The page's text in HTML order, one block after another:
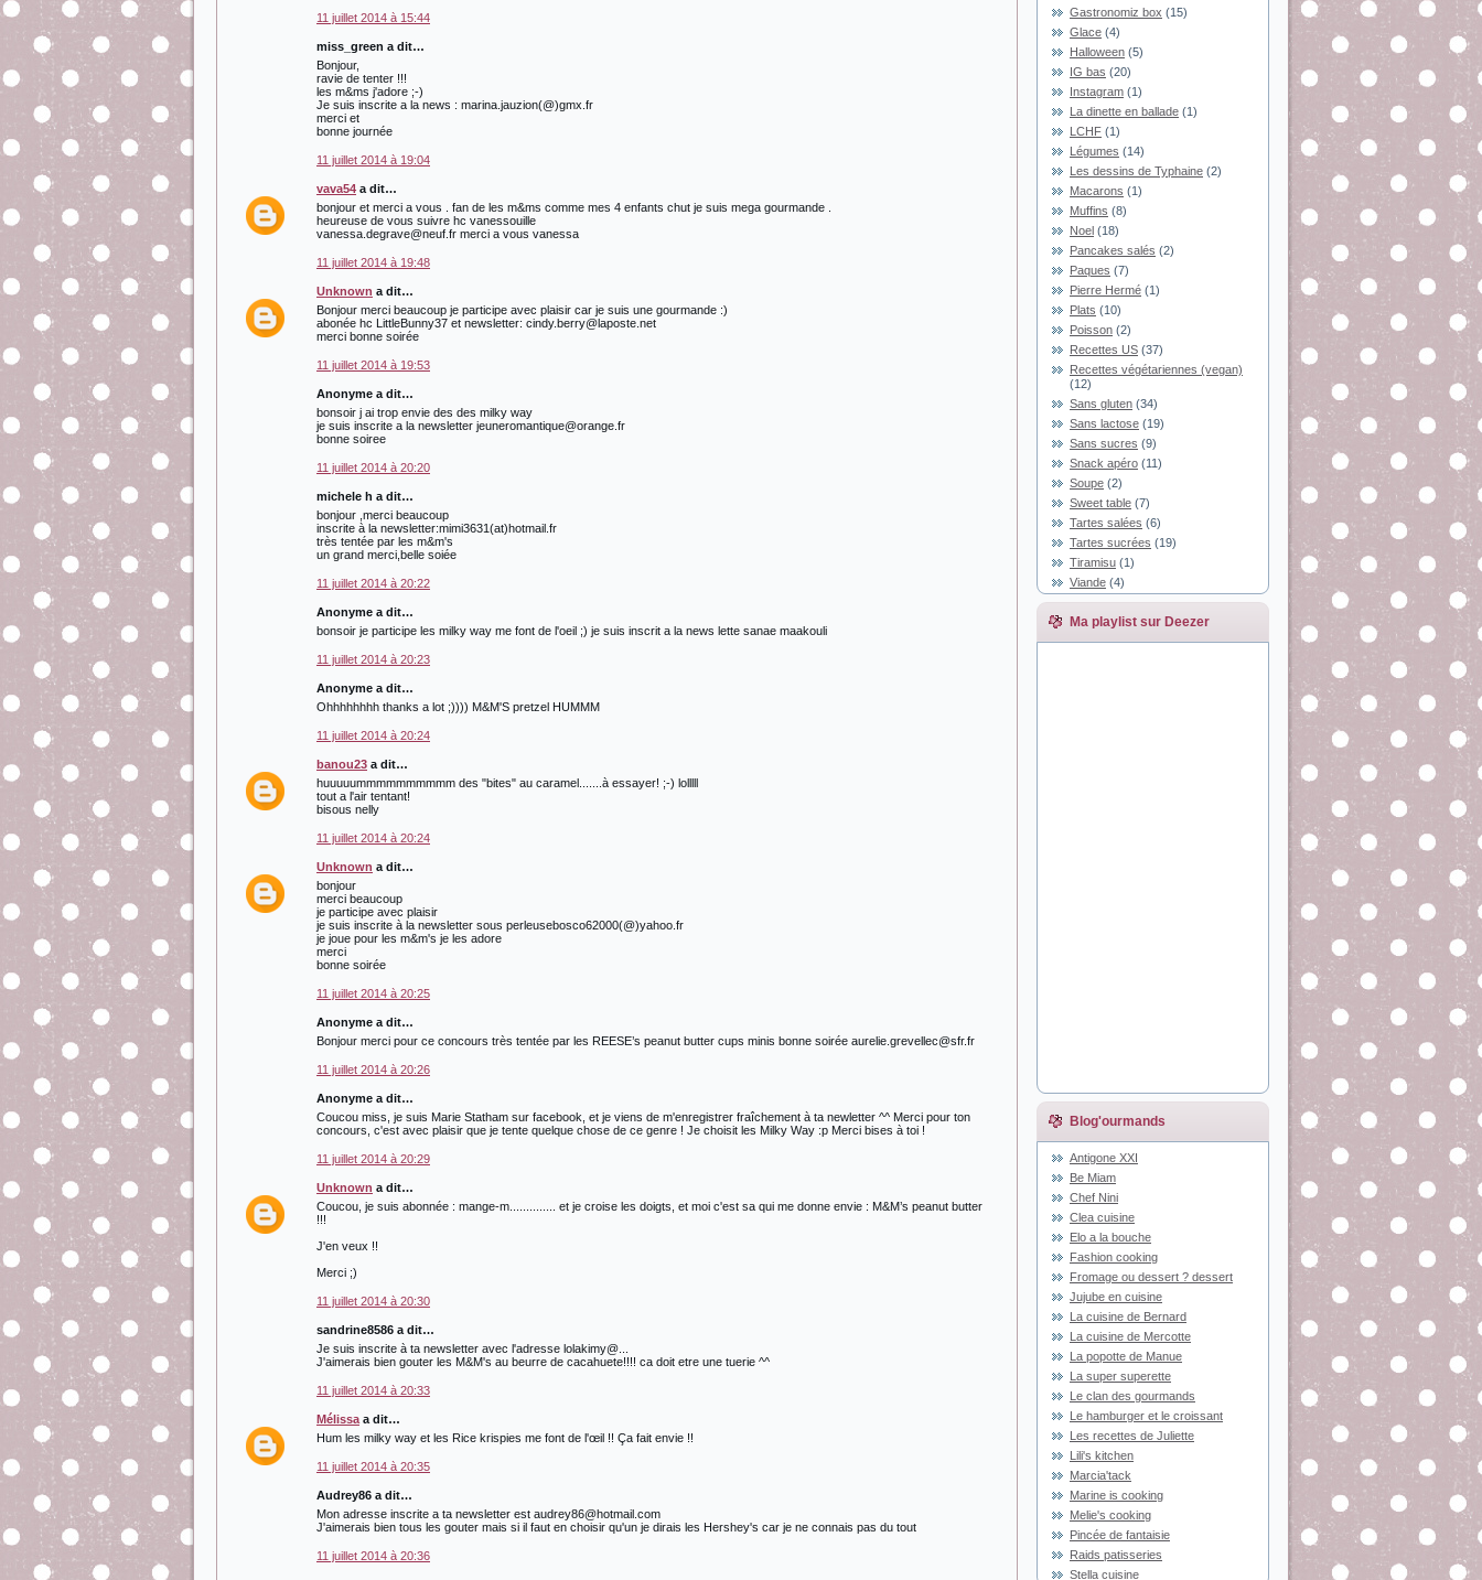
11 juillet 2014 à 15:44
miss_green a dit…
Bonjour,
ravie de tenter !!!
les m&ms j'adore ;-)
Je suis inscrite a la news : marina.jauzion(@)gmx.fr
merci et
bonne journée
11 juillet 2014 à 19:04
vava54 a dit…
bonjour et merci a vous . fan de les m&ms comme mes 4 enfants chut je suis mega gourmande .
heureuse de vous suivre hc vanessouille
vanessa.degrave@neuf.fr merci a vous vanessa
11 juillet 2014 à 19:48
Unknown a dit…
Bonjour merci beaucoup je participe avec plaisir car je suis une gourmande :)
abonée hc LittleBunny37 et newsletter: cindy.berry@laposte.net
merci bonne soirée
11 juillet 2014 à 19:53
Anonyme a dit…
bonsoir j ai trop envie des des milky way
je suis inscrite a la newsletter jeuneromantique@orange.fr
bonne soiree
11 juillet 2014 à 20:20
michele h a dit…
bonjour ,merci beaucoup
inscrite à la newsletter:mimi3631(at)hotmail.fr
très tentée par les m&m's
un grand merci,belle soiée
11 juillet 2014 à 20:22
Anonyme a dit…
bonsoir je participe les milky way me font de l'oeil ;) je suis inscrit a la news lette sanae maakouli
11 juillet 2014 à 20:23
Anonyme a dit…
Ohhhhhhhh thanks a lot ;)))) M&M'S pretzel HUMMM
11 juillet 2014 à 20:24
banou23 a dit…
huuuuummmmmmmmmm des "bites" au caramel.......à essayer! ;-) lolllll
tout a l'air tentant!
bisous nelly
11 juillet 2014 à 20:24
Unknown a dit…
bonjour
merci beaucoup
je participe avec plaisir
je suis inscrite à la newsletter sous perleusebosco62000(@)yahoo.fr
je joue pour les m&m's je les adore
merci
bonne soirée
11 juillet 2014 à 20:25
Anonyme a dit…
Bonjour merci pour ce concours très tentée par les REESE’s peanut butter cups minis bonne soirée aurelie.grevellec@sfr.fr
11 juillet 2014 à 20:26
Anonyme a dit…
Coucou miss, je suis Marie Statham sur facebook, et je viens de m'enregistrer fraîchement à ta newletter ^^ Merci pour ton
concours, c'est avec plaisir que je tente quelque chose de ce genre ! Je choisit les Milky Way :p Merci bises à toi !
11 juillet 2014 à 20:29
Unknown a dit…
Coucou, je suis abonnée : mange-m.............. et je croise les doigts, et moi c'est sa qui me donne envie : M&M’s peanut butter
!!!
J'en veux !!
Merci ;)
11 juillet 2014 à 20:30
sandrine8586 a dit…
Je suis inscrite à ta newsletter avec l'adresse lolakimy@...
J'aimerais bien gouter les M&M's au beurre de cacahuete!!!! ca doit etre une tuerie ^^
11 juillet 2014 à 20:33
Mélissa a dit…
Hum les milky way et les Rice krispies me font de l'œil !! Ça fait envie !!
11 juillet 2014 à 20:35
Audrey86 a dit…
Mon adresse inscrite a ta newsletter est audrey86@hotmail.com
J'aimerais bien tous les gouter mais si il faut en choisir qu'un je dirais les Hershey's car je ne connais pas du tout
11 juillet 2014 à 20:36
Gastronomiz box (15)
Glace (4)
Halloween (5)
IG bas (20)
Instagram (1)
La dinette en ballade (1)
LCHF (1)
Légumes (14)
Les dessins de Typhaine (2)
Macarons (1)
Muffins (8)
Noel (18)
Pancakes salés (2)
Paques (7)
Pierre Hermé (1)
Plats (10)
Poisson (2)
Recettes US (37)
Recettes végétariennes (vegan)
(12)
Sans gluten (34)
Sans lactose (19)
Sans sucres (9)
Snack apéro (11)
Soupe (2)
Sweet table (7)
Tartes salées (6)
Tartes sucrées (19)
Tiramisu (1)
Viande (4)
Ma playlist sur Deezer
Blog'ourmands
Antigone XXI
Be Miam
Chef Nini
Clea cuisine
Elo a la bouche
Fashion cooking
Fromage ou dessert ? dessert
Jujube en cuisine
La cuisine de Bernard
La cuisine de Mercotte
La popotte de Manue
La super superette
Le clan des gourmands
Le hamburger et le croissant
Les recettes de Juliette
Lili's kitchen
Marcia'tack
Marine is cooking
Melie's cooking
Pincée de fantaisie
Raids patisseries
Stella cuisine